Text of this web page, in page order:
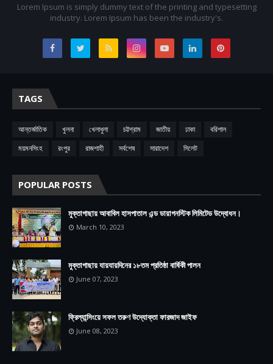
Lorem Ipsum is simply dummy text of the printing and typesetting
industry. Lorem Ipsum has been the industry's.
TAGS
আন্তর্জাতিক খুলনা খেলাধুলা চট্টগ্রাম জাতীয় ঢাকা
বরিশাল
ময়মনসিংহ
রংপুর রাজশাহী সর্বশেষ সারাদেশ সিলেট
POPULAR POSTS
মুক্তাগাছায় আবাবিল হাসপাতাল এন্ড ডায়াগনস্টিক লিমিটেড উদ্বোধন।
March 10, 2023
মুক্তাগাছায় যায়যায়দিনের ১৮তম প্রতিষ্ঠা বার্ষিকী পালন
June 07, 2023
ফ্রিল্যান্সিংয়ে সফল তরুণ উদ্যোক্তা ফারজাদ জাইফ
June 08, 2023